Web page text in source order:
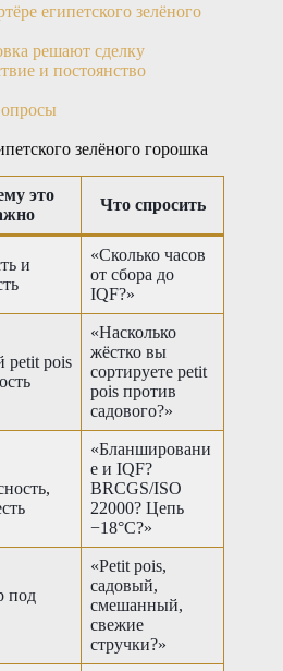
египетского зелёного
решают сделку
и постоянство
зелёного горошка
это
Что спросить
и
«Сколько часов
от сбора до
IQF?»
petit pois
«Насколько
жёстко вы
сортируете petit
pois против
садового?»
«Бланшировани
е и IQF?
BRCGS/ISO
22000? Цепь
−18°C?»
под
«Petit pois,
садовый,
смешанный,
свежие
стручки?»